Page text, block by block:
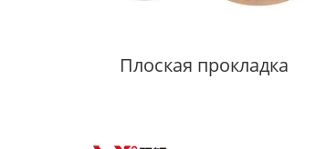
Плоская прокладка